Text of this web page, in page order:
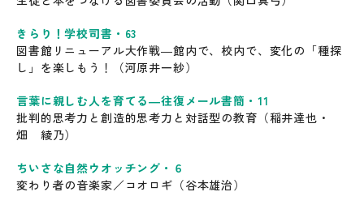
きらり！学校司書・63
図書館リニューアル大作戦―館内で、校内で、変化の「種探
し」を楽しもう！（河原井一紗）
言葉に親しむ人を育てる―往復メール書簡・11
批判的思考力と創造的思考力と対話型の教育（稲井達也・
畑 綾乃）
ちいさな自然ウオッチング・６
変わり者の音楽家／コオロギ（谷本雄治）